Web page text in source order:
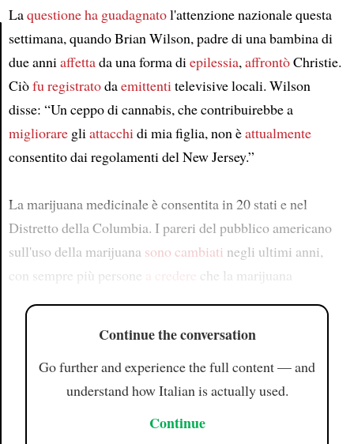
Article
Laquestioneha guadagnatol'attenzione nazionale questa
settimana, quando Brian Wilson, padre di una bambina di
due anniaffettada una forma diepilessia,affrontòChristie.
Ciòfu registratodaemittentitelevisive locali. Wilson
disse: “Un ceppo di cannabis, che contribuirebbe a
miglioraregliattacchidi mia figlia, non èattualmente
consentito dai regolamenti del New Jersey.”
La marijuana medicinale è consentita in 20 stati e nel
Distretto della Columbia. I pareri del pubblico americano
sull'uso della marijuana sono cambiati negli ultimi anni,
con sempre più persone a credere che la marijuana
Continue the conversation
Go further and experience the full content — and
understand how Italian is actually used.
Continue